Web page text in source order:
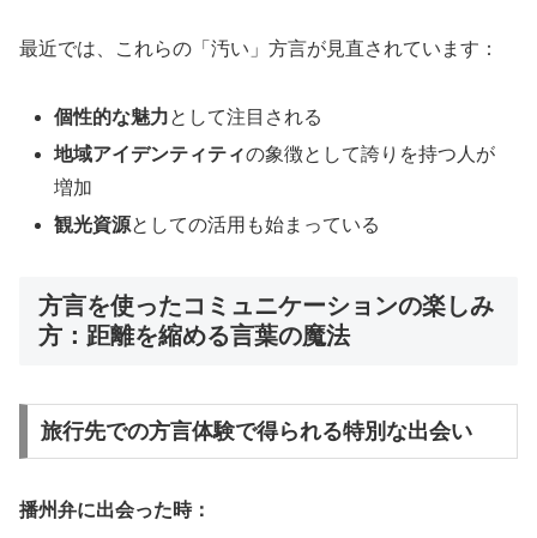
最近では、これらの「汚い」方言が見直されています：
個性的な魅力として注目される
地域アイデンティティの象徴として誇りを持つ人が
増加
観光資源としての活用も始まっている
方言を使ったコミュニケーションの楽しみ
方：距離を縮める言葉の魔法
旅行先での方言体験で得られる特別な出会い
播州弁に出会った時：